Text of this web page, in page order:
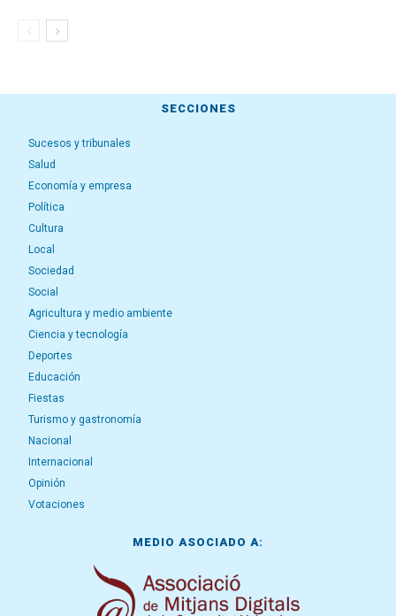
SECCIONES
Sucesos y tribunales
Salud
Economía y empresa
Política
Cultura
Local
Sociedad
Social
Agricultura y medio ambiente
Ciencia y tecnología
Deportes
Educación
Fiestas
Turismo y gastronomía
Nacional
Internacional
Opinión
Votaciones
MEDIO ASOCIADO A: